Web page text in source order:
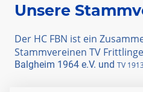
Unsere
Der HC FBN ist ein
Stammvereinen TV
Balgheim 1964 e.V. und TV